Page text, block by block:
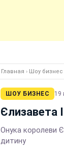
Главная › Шоу бизнес
ШОУ БИЗНЕС 19
Єлизавета
Онука королеви
дитину